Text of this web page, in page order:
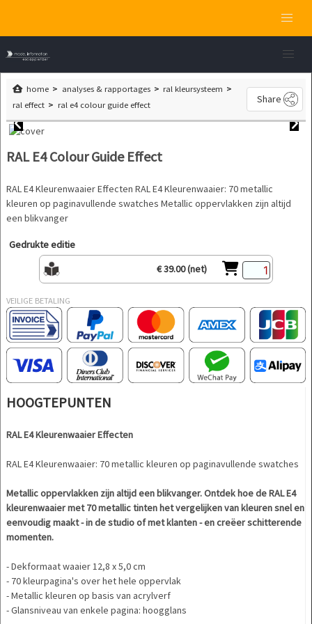
home analyses & rapportages
ral kleursysteem
ral effect
ral e4 colour guide effect Share
RAL E4 Colour Guide Effect
RAL E4 Kleurenwaaier Effecten RAL E4 Kleurenwaaier: 70 metallic
kleuren op paginavullende swatches Metallic oppervlakken zijn altijd
een blikvanger
Gedrukte editie
€ 39.00 (net)
VEILIGE BETALING
HOOGTEPUNTEN
RAL E4 Kleurenwaaier Effecten
RAL E4 Kleurenwaaier: 70 metallic kleuren op paginavullende swatches
Metallic oppervlakken zijn altijd een blikvanger. Ontdek hoe de RAL E4
kleurenwaaier met 70 metallic tinten het vergelijken van kleuren snel en
eenvoudig maakt - in de studio of met klanten - en creëer schitterende
momenten.
- Dekformaat waaier 12,8 x 5,0 cm
- 70 kleurpagina's over het hele oppervlak
- Metallic kleuren op basis van acrylverf
- Glansniveau van enkele pagina: hoogglans